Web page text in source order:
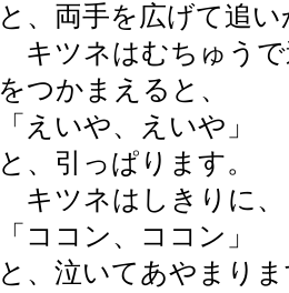
と、両手を広げて追
キツネはむちゅうで
をつかまえると、
「えいや、えいや」
と、引っぱります。
キツネはしきりに、
「ココン、ココン」
と、泣いてあやまり